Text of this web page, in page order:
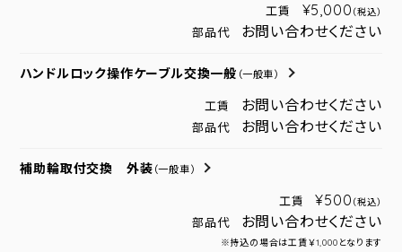
工賃 ¥5,000 （税込）
部品代 お問い合わせください
ハンドルロック操作ケーブル交換一般 （一般車）
工賃 お問い合わせください
部品代 お問い合わせください
補助輪取付交換 外装 （一般車）
工賃 ¥500 （税込）
部品代 お問い合わせください
※持込の場合は工賃￥1,000となります